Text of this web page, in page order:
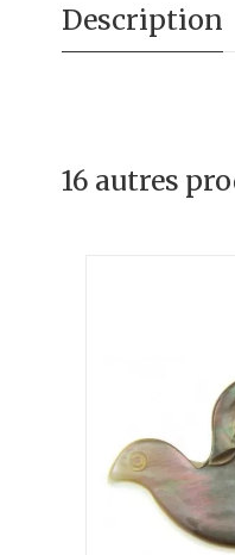
Description
16 autres